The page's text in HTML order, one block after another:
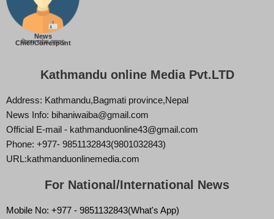
News
Chief/Correspont
बिज्ञान वाईबा (ममता)
Kathmandu online Media Pvt.LTD
Address: Kathmandu,Bagmati province,Nepal
News Info: bihaniwaiba@gmail.com
Official E-mail - kathmanduonline43@gmail.com
Phone: +977- 9851132843(9801032843)
URL:kathmanduonlinemedia.com
For National/International News
Mobile No: +977 - 9851132843(What's App)